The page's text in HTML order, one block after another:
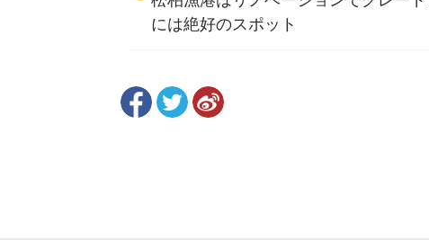
には絶好のスポット